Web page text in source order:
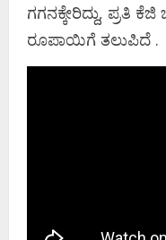
ಗಗನಕ್ಕೇರಿದ್ದು, ಪ್ರತಿ
ರೂಪಾಯಿಗೆ ತಲುಪಿದೆ .